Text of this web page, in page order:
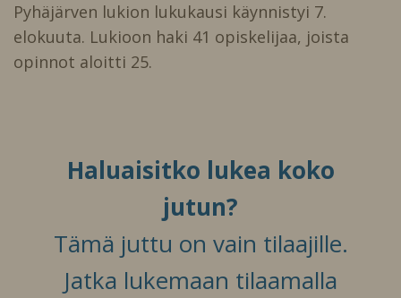
Pyhäjärven lukion lukukausi käynnistyi 7.
elokuuta. Lukioon haki 41 opiskelijaa, joista
opinnot aloitti 25.
Haluaisitko lukea koko
jutun?
Tämä juttu on vain tilaajille.
Jatka lukemaan tilaamalla